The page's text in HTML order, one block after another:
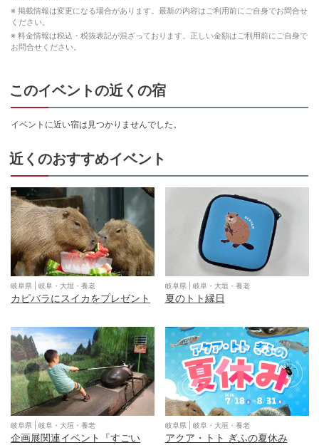
※ 掲載情報は変更になる場合があります。最新の内容はご利用前にご自身でお問合せ
ください。
※ 料金情報は税込・税抜表記が混ざっております。正しい金額はご利用前にご自身で
お問合せください。
このイベントの近くの宿
イベントに近い宿は見つかりませんでした。
近くのおすすめイベント
岐阜県 岐阜・大垣・養老
カピバラにスイカをプレゼント
岐阜県| 岐阜・大垣・養老
夏のトト縁日
岐阜県 岐阜・大垣・養老
企画展関連イベント『すごい
岐阜県| 岐阜・大垣・養老
アクア・トト ぎふの夏休み